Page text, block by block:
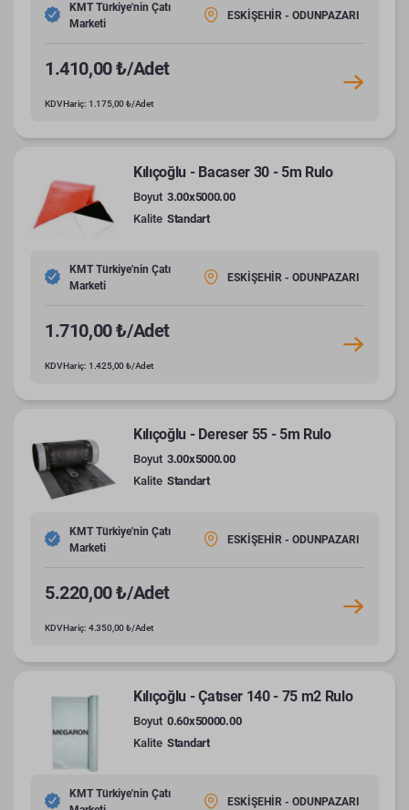
KMT Türkiye'nin Çatı
Marketi
ESKİŞEHİR - ODUNPAZARI
1.410,00 ₺/Adet
KDV Hariç: 1.175,00 ₺/Adet
Kılıçoğlu - Bacaser 30 - 5m Rulo
Boyut 3.00x5000.00
Kalite Standart
KMT Türkiye'nin Çatı
Marketi
ESKİŞEHİR - ODUNPAZARI
1.710,00 ₺/Adet
KDV Hariç: 1.425,00 ₺/Adet
Kılıçoğlu - Dereser 55 - 5m Rulo
Boyut 3.00x5000.00
Kalite Standart
KMT Türkiye'nin Çatı
Marketi
ESKİŞEHİR - ODUNPAZARI
5.220,00 ₺/Adet
KDV Hariç: 4.350,00 ₺/Adet
Kılıçoğlu - Çatıser 140 - 75 m2 Rulo
Boyut 0.60x50000.00
Kalite Standart
KMT Türkiye'nin Çatı
ESKİŞEHİR - ODUNPAZARI